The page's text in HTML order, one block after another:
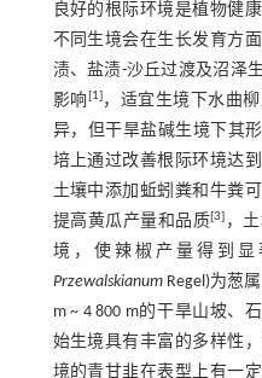
良好的根际环境是植物健
不同生境会在生长发育方
渍、盐渍-沙丘过渡及沼泽
影响 [1]，适宜生境下水曲
异，但干旱盐碱生境下其
培上通过改善根际环境达
土壤中添加蚯蚓粪和牛粪
提高黄瓜产量和品质[3] ，
境，使辣椒产量得到
PrzewalskianumRegel)为葱
m ~ 4 800 m的干旱山坡、
始生境具有丰富的多样性
境的青甘韭在表型上有一